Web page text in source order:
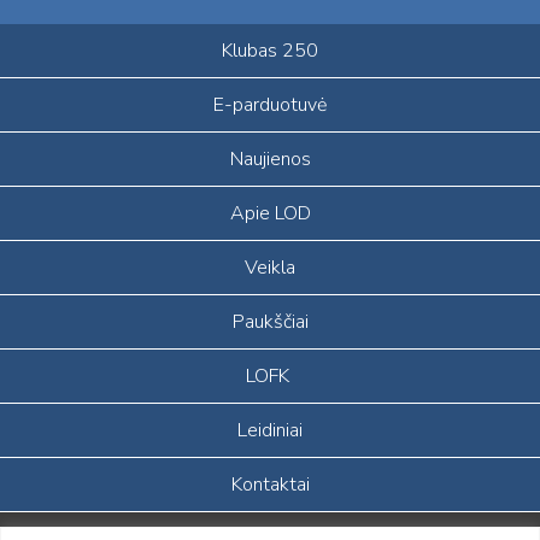
Klubas 250
E-parduotuvė
Naujienos
Apie LOD
Veikla
Paukščiai
LOFK
Leidiniai
Kontaktai